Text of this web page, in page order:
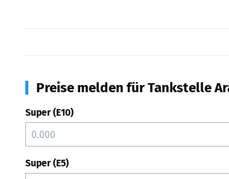
Preise melden für Tankstelle
Super (E10)
Super (E5)